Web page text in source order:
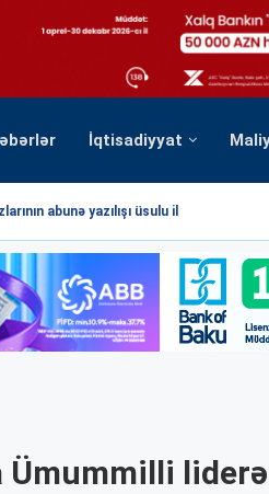
İqtisadiyyat
abunə yazılışı üsulu ilə...
Ümummilli